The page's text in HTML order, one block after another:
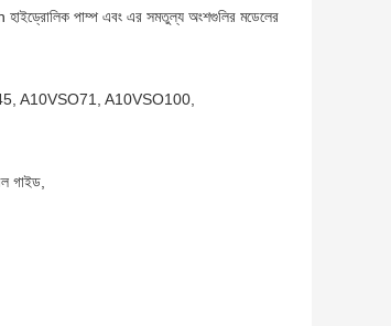
পাম্প এবং এর সমতুল্য অংশগুলির মডেলের
A10VSO71, A10VSO100,
গাইড,